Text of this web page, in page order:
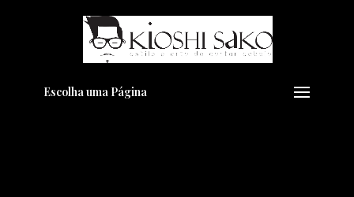
Escolha uma Página
Pensando em transformar seu
Visual??